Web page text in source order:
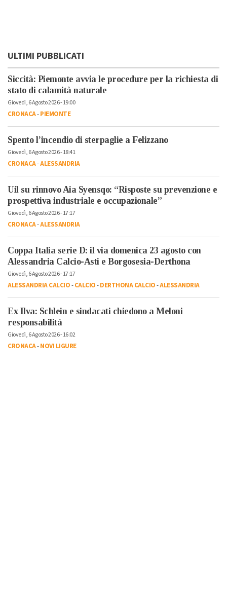
ULTIMI PUBBLICATI
Siccità: Piemonte avvia le procedure per la richiesta di
stato di calamità naturale
Giovedì, 6 Agosto 2026 - 19:00
CRONACA-PIEMONTE
Spento l’incendio di sterpaglie a Felizzano
Giovedì, 6 Agosto 2026 - 18:41
CRONACA-ALESSANDRIA
Uil su rinnovo Aia Syensqo: “Risposte su prevenzione e
prospettiva industriale e occupazionale”
Giovedì, 6 Agosto 2026 - 17:17
CRONACA-ALESSANDRIA
Coppa Italia serie D: il via domenica 23 agosto con
Alessandria Calcio-Asti e Borgosesia-Derthona
Giovedì, 6 Agosto 2026 - 17:17
ALESSANDRIA CALCIO-CALCIO-DERTHONA CALCIO-ALESSANDRIA
Ex Ilva: Schlein e sindacati chiedono a Meloni
responsabilità
Giovedì, 6 Agosto 2026 - 16:02
CRONACA-NOVI LIGURE